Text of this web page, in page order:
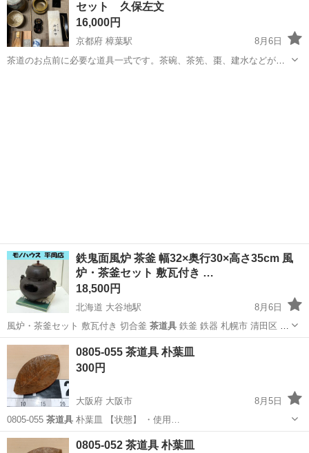
工場のお仕事 ◇コネクタ製造工...
セット 久保左文
16,000円
京都府 樟葉駅
8月6日
茶道のお点前に必要な道具一式です。茶碗、茶筅、棗、建水などが含
鉄鬼面風炉 茶釜 幅32×奥行30×高さ35cm 風
炉・茶釜セット 敷瓦付き …
18,500円
北海道 大谷地駅
8月6日
風炉・茶釜セット 敷瓦付き 切合釜 茶道具鉄釜 鉄器 札幌市 清田区 平
岡 …
北海道 札幌市 大谷地駅 食器 茶釜
0805-055 茶道具 朴葉皿
300円
大阪府 大阪市
8月5日
0805-055 茶道具 朴葉皿 【状態】 ・使用…
大阪 大阪市 インテリア雑貨/小物 茶道具
0805-052 茶道具 朴葉皿